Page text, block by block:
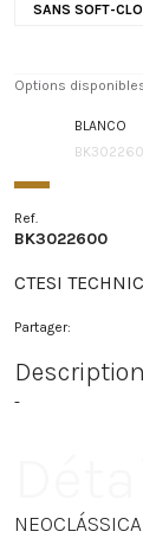
SANS SOFT-
Options
BLANCO
Ref.
BK3022600
CTESI TECHNIC
Partager:
Description
-
NEOCLÁSSICA